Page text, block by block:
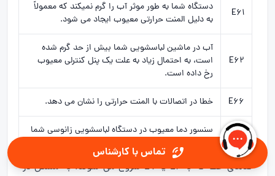
E61
دستگاه شما به طور موثر آب را گرم نمیکند که معمولاً
به دلیل المنت حرارتی معیوب ایجاد می شود.
E62
آب در ماشین لباسشویی شما بیش از حد گرم شده
است، به احتمال زیاد به علت یک پنل کنترلی معیوب
رخ داده است.
E66 خطا در اتصالات با المنت حرارتی را نشان می دهد.
E71
سنسور دما معیوب در دستگاه لباسشویی زانوسی شما
کدهای خطا که با E6 یا E7 شروع می شوند، به مشکل در
تماس با کارشناس